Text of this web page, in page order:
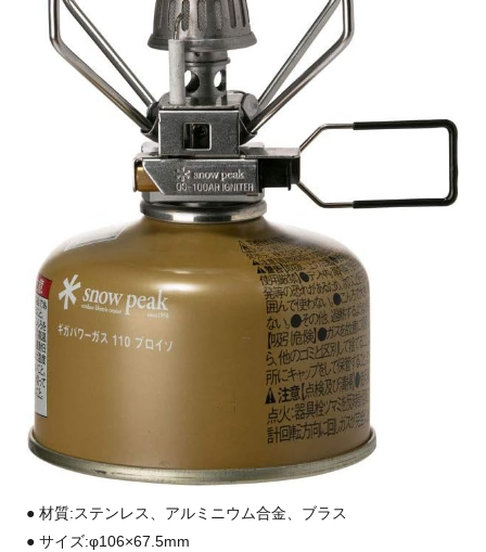
● 材質:ステンレス、アルミニウム合金、ブラス
● サイズ:φ106×67.5mm